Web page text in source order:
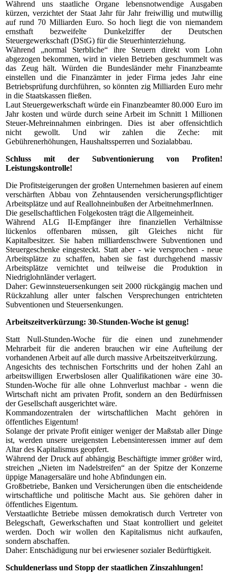
Während uns staatliche Organe lebensnotwendige Ausgaben
kürzen, verzichtet der Staat Jahr für Jahr freiwillig und mutwillig
auf rund 70 Milliarden Euro. So hoch liegt die von niemandem
ernsthaft bezweifelte Dunkelziffer der Deutschen
Steuergewerkschaft (DStG) für die Steuerhinterziehung.
Während „normal Sterbliche“ ihre Steuern direkt vom Lohn
abgezogen bekommen, wird in vielen Betrieben geschummelt was
das Zeug hält. Würden die Bundesländer mehr Finanzbeamte
einstellen und die Finanzämter in jeder Firma jedes Jahr eine
Betriebsprüfung durchführen, so könnten zig Milliarden Euro mehr
in die Staatskassen fließen.
Laut Steuergewerkschaft würde ein Finanzbeamter 80.000 Euro im
Jahr kosten und würde durch seine Arbeit im Schnitt 1 Millionen
Steuer-Mehreinnahmen einbringen. Dies ist aber offensichtlich
nicht gewollt. Und wir zahlen die Zeche: mit
Gebührenerhöhungen, Haushaltssperren und Sozialabbau.
Schluss mit der Subventionierung von Profiten!
Leistungskontrolle!
Die Profitsteigerungen der großen Unternehmen basieren auf einem
verschärften Abbau von Zehntausenden versicherungspflichtiger
Arbeitsplätze und auf Reallohneinbußen der ArbeitnehmerInnen.
Die gesellschaftlichen Folgekosten trägt die Allgemeinheit.
Während ALG II-Empfänger ihre finanziellen Verhältnisse
lückenlos offenbaren müssen, gilt Gleiches nicht für
Kapitalbesitzer. Sie haben milliardenschwere Subventionen und
Steuergeschenke eingesteckt. Statt aber - wie versprochen - neue
Arbeitsplätze zu schaffen, haben sie fast durchgehend massiv
Arbeitsplätze vernichtet und teilweise die Produktion in
Niedriglohnländer verlagert.
Daher: Gewinnsteuersenkungen seit 2000 rückgängig machen und
Rückzahlung aller unter falschen Versprechungen entrichteten
Subventionen und Steuersenkungen.
Arbeitszeitverkürzung: 30-Stunden-Woche ist genug!
Statt Null-Stunden-Woche für die einen und zunehmender
Mehrarbeit für die anderen brauchen wir eine Aufteilung der
vorhandenen Arbeit auf alle durch massive Arbeitszeitverkürzung.
Angesichts des technischen Fortschritts und der hohen Zahl an
arbeitswilligen Erwerbslosen aller Qualifikationen wäre eine 30-
Stunden-Woche für alle ohne Lohnverlust machbar - wenn die
Wirtschaft nicht am privaten Profit, sondern an den Bedürfnissen
der Gesellschaft ausgerichtet wäre.
Kommandozentralen der wirtschaftlichen Macht gehören in
öffentliches Eigentum!
Solange der private Profit einiger weniger der Maßstab aller Dinge
ist, werden unsere ureigensten Lebensinteressen immer auf dem
Altar des Kapitalismus geopfert.
Während der Druck auf abhängig Beschäftigte immer größer wird,
streichen „Nieten im Nadelstreifen“ an der Spitze der Konzerne
üppige Managersaläre und hohe Abfindungen ein.
Großbetriebe, Banken und Versicherungen üben die entscheidende
wirtschaftliche und politische Macht aus. Sie gehören daher in
öffentliches Eigentum.
Verstaatlichte Betriebe müssen demokratisch durch Vertreter von
Belegschaft, Gewerkschaften und Staat kontrolliert und geleitet
werden. Doch wir wollen den Kapitalismus nicht aufkaufen,
sondern abschaffen.
Daher: Entschädigung nur bei erwiesener sozialer Bedürftigkeit.
Schuldenerlass und Stopp der staatlichen Zinszahlungen!